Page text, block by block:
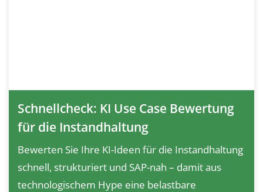
Schnellcheck: KI Use Case Bewertung
für die Instandhaltung
Bewerten Sie Ihre KI-Ideen für die Instandhaltung
schnell, strukturiert und SAP-nah – damit aus
technologischem Hype eine belastbare